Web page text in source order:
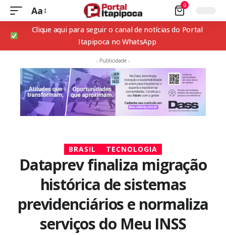
Aa 0
Clique aqui para seguir o canal de notícias do Portal
Itapipoca no WhatsApp
- Publicidade -
BRASIL TECNOLOGIA
Dataprev finaliza migração
histórica de sistemas
previdenciários e normaliza
serviços do Meu INSS